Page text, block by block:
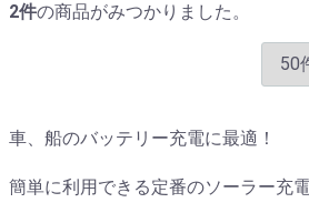
2件の商品がみつかりました。
車、船のバッテリー充電に最適！
簡単に利用できる定番のソーラー充